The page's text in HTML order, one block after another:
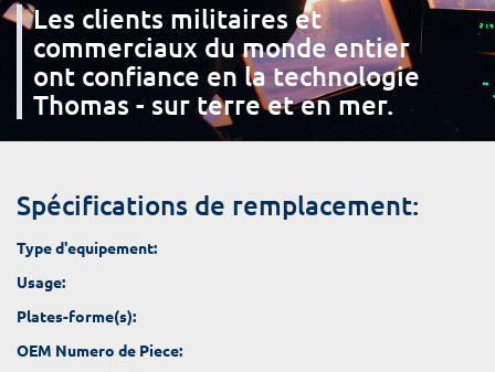
Les clients militaires et
commerciaux du monde entier
ont confiance en la technologie
Thomas - sur terre et en mer.
Spécifications de remplacement:
Type d'equipement:
Usage:
Plates-forme(s):
OEM Numero de Piece: